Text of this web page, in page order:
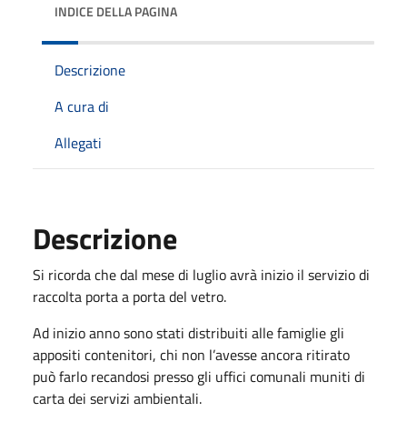
INDICE DELLA PAGINA
Descrizione
A cura di
Allegati
Descrizione
Si ricorda che dal mese di luglio avrà inizio il servizio di
raccolta porta a porta del vetro.
Ad inizio anno sono stati distribuiti alle famiglie gli
appositi contenitori, chi non l’avesse ancora ritirato
può farlo recandosi presso gli uffici comunali muniti di
carta dei servizi ambientali.